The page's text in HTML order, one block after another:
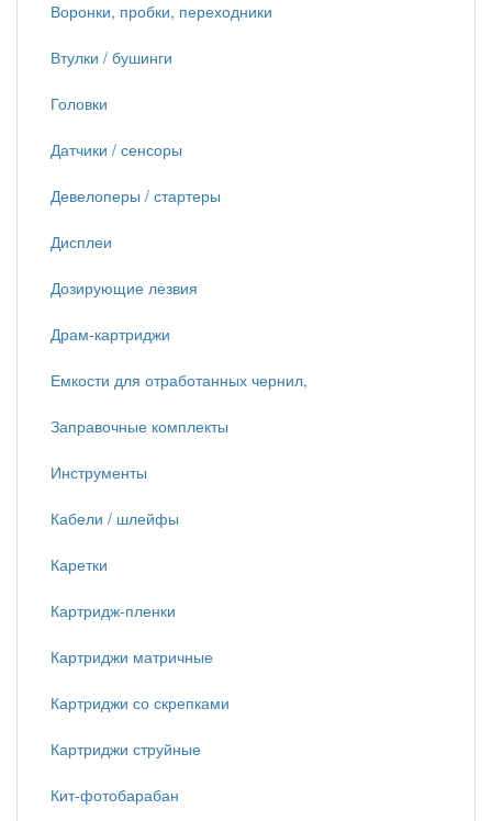
Воронки, пробки, переходники
Втулки / бушинги
Головки
Датчики / сенсоры
Девелоперы / стартеры
Дисплеи
Дозирующие лезвия
Драм-картриджи
Емкости для отработанных чернил,
Заправочные комплекты
Инструменты
Кабели / шлейфы
Каретки
Картридж-пленки
Картриджи матричные
Картриджи со скрепками
Картриджи струйные
Кит-фотобарабан